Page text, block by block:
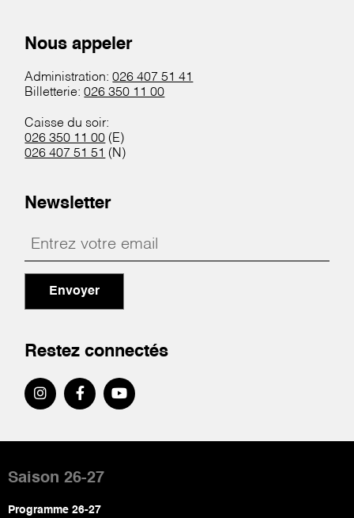
Nous appeler
Administration:026 407 51 41
Billetterie:026 350 11 00
Caisse du soir:
026 350 11 00 (E)
026 407 51 51 (N)
Newsletter
Envoyer
Restez connectés
de
page
Saison 26-27
Programme 26-27